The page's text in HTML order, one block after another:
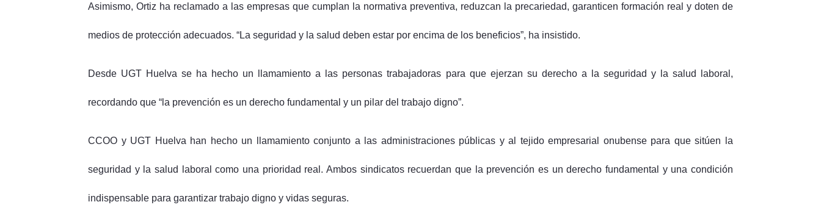
Asimismo, Ortiz ha reclamado a las empresas que cumplan la normativa preventiva, reduzcan la precariedad, garanticen formación real y doten de
medios de protección adecuados. “La seguridad y la salud deben estar por encima de los beneficios”, ha insistido.
Desde UGT Huelva se ha hecho un llamamiento a las personas trabajadoras para que ejerzan su derecho a la seguridad y la salud laboral,
recordando que “la prevención es un derecho fundamental y un pilar del trabajo digno”.
CCOO y UGT Huelva han hecho un llamamiento conjunto a las administraciones públicas y al tejido empresarial onubense para que sitúen la
seguridad y la salud laboral como una prioridad real. Ambos sindicatos recuerdan que la prevención es un derecho fundamental y una condición
indispensable para garantizar trabajo digno y vidas seguras.